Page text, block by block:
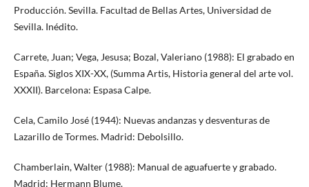
Producción. Sevilla. Facultad de Bellas Artes, Universidad de
Sevilla. Inédito.
Carrete, Juan; Vega, Jesusa; Bozal, Valeriano (1988): El grabado en
España. Siglos XIX-XX, (Summa Artis, Historia general del arte vol.
XXXII). Barcelona: Espasa Calpe.
Cela, Camilo José (1944): Nuevas andanzas y desventuras de
Lazarillo de Tormes. Madrid: Debolsillo.
Chamberlain, Walter (1988): Manual de aguafuerte y grabado.
Madrid: Hermann Blume.